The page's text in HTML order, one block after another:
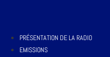
PRÉSENTATION DE LA RADIO
EMISSIONS